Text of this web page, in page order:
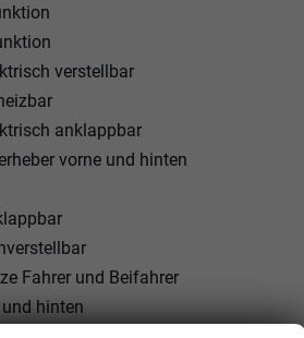
verstellbar
anklappbar
vorne und hinten
Fahrer und Beifahrer
hinten